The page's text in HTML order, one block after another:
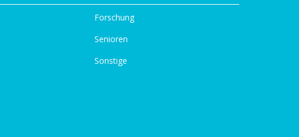
Forschung
Senioren
Sonstige